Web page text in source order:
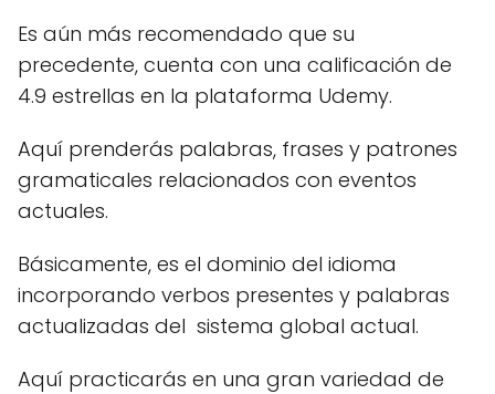
Es aún más recomendado que su
precedente, cuenta con una calificación de
4.9 estrellas en la plataforma Udemy.
Aquí prenderás palabras, frases y patrones
gramaticales relacionados con eventos
actuales.
Básicamente, es el dominio del idioma
incorporando verbos presentes y palabras
actualizadas del sistema global actual.
Aquí practicarás en una gran variedad de